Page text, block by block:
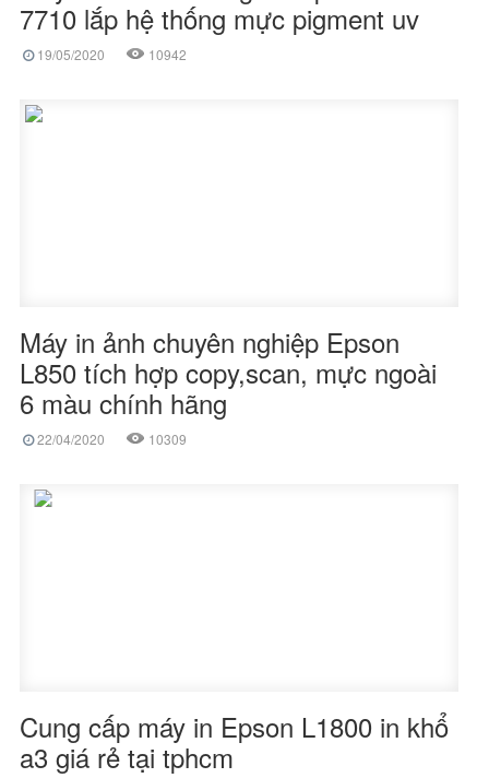
7710 lắp hệ thống mực pigment uv
19/05/2020 10942
Máy in ảnh chuyên nghiệp Epson
L850 tích hợp copy,scan, mực ngoài
6 màu chính hãng
22/04/2020 10309
Cung cấp máy in Epson L1800 in khổ
a3 giá rẻ tại tphcm